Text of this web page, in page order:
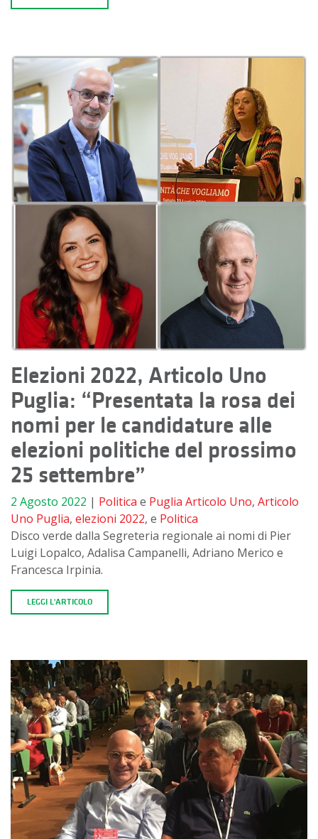
Elezioni 2022, Articolo Uno
Puglia: “Presentata la rosa dei
nomi per le candidature alle
elezioni politiche del prossimo
25 settembre”
2 Agosto 2022 | Politica e Puglia Articolo Uno, Articolo
Uno Puglia, elezioni 2022, e Politica
Disco verde dalla Segreteria regionale ai nomi di Pier
Luigi Lopalco, Adalisa Campanelli, Adriano Merico e
Francesca Irpinia.
LEGGI L'ARTICOLO